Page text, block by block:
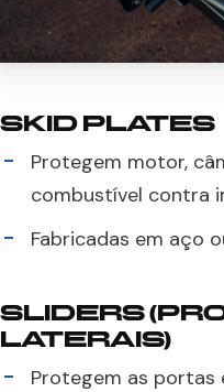
SKID PLATES
Protegem motor,
combustível contra
Fabricadas em aço
SLIDERS
LATERAIS)
Protegem as portas